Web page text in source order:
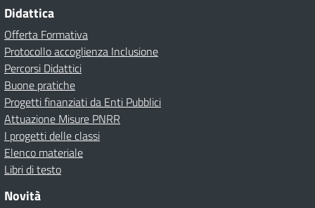
Didattica
Offerta Formativa
Protocollo accoglienza Inclusione
Percorsi Didattici
Buone pratiche
Progetti finanziati da Enti Pubblici
Attuazione Misure PNRR
I progetti delle classi
Elenco materiale
Libri di testo
Novità